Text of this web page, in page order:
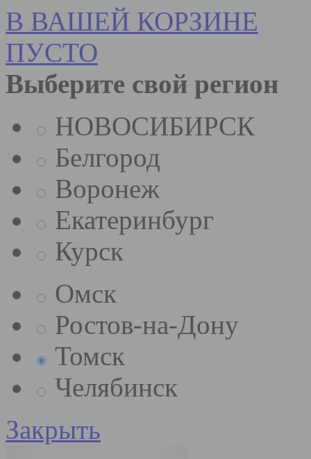
В ВАШЕЙ КОРЗИНЕ
ПУСТО
Выберите свой регион
НОВОСИБИРСК
Белгород
Воронеж
Екатеринбург
Курск
Омск
Ростов-на-Дону
Томск
Челябинск
Закрыть